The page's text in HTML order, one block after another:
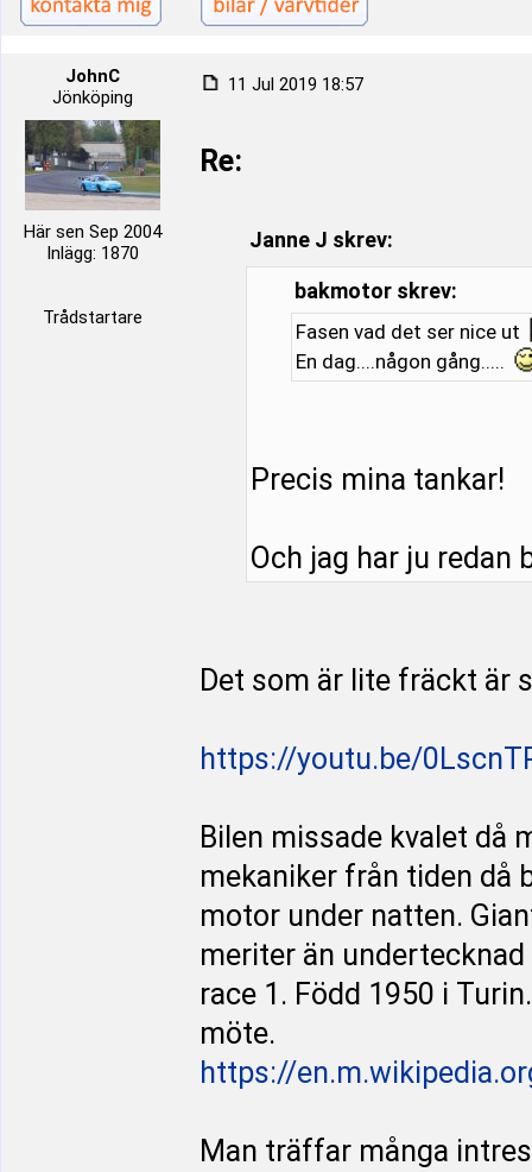
JohnC
Jönköping
Här sen Sep 2004
Inlägg: 1870
Trådstartare
11 Jul 2019 18:57
Re:
Janne J skrev:
bakmotor skrev:
Fasen vad det ser nice ut
En dag....någon gång.....
Precis mina tankar!
Och jag har ju redan
Det som är lite fräckt är
https://youtu.be/
Bilen missade kvalet då
mekaniker från tiden då
motor under natten.
meriter än
race 1. Född 1950 i
möte.
https://
Man träffar många